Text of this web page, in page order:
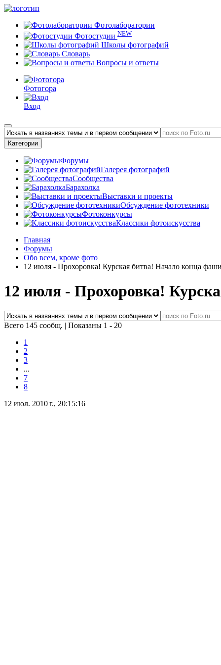
Фотолаборатории
Фотостудии NEW
Школы фотографий
Словарь
Вопросы и ответы
Фотогора
Вход
Категории
Форумы
Галерея фотографий
Сообщества
Барахолка
Выставки и проекты
Обсуждение фототехники
Фотоконкурсы
Классики фотоискусства
Главная
Форумы
Обо всем, кроме фото
12 июля - Прохоровка! Курская битва! Начало конца
12 июля - Прохоровка!
Всего 145 сообщ. | Показаны 1 - 20
1
2
3
...
7
8
12 июл. 2010 г., 20:15:16